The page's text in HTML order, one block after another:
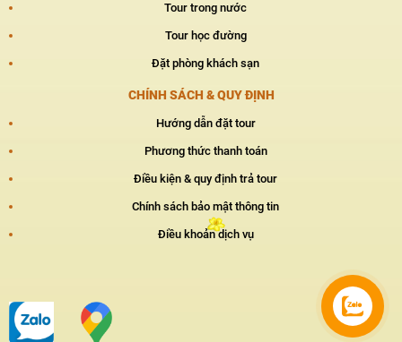
Tour trong nước
Tour học đường
Đặt phòng khách sạn
CHÍNH SÁCH & QUY ĐỊNH
Hướng dẫn đặt tour
Phương thức thanh toán
Điều kiện & quy định trả tour
Chính sách bảo mật thông tin
Điều khoản dịch vụ